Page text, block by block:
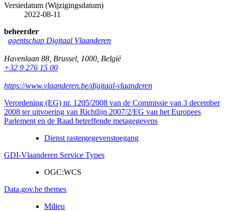
Versiedatum (Wijzigingsdatum)
2022-08-11
beheerder
agentschap Digitaal Vlaanderen
Havenlaan 88 Brussel 1000 België
+32 9 276 15 00
https://www.vlaanderen.be/digitaal-vlaanderen
Verordening (EG) nr. 1205/2008 van de Commissie van 3 december
2008 ter uitvoering van Richtlijn 2007/2/EG van het Europees
Parlement en de Raad betreffende metagegevens
Dienst rastergegevenstoegang
GDI-Vlaanderen Service Types
OGC:WCS
Data.gov.be themes
Milieu